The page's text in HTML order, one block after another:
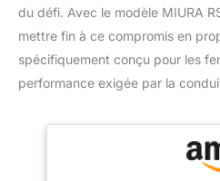
du défi. Avec le modèle MIURA
mettre fin à ce compromis en
spécifiquement conçu pour les
performance exigée par la